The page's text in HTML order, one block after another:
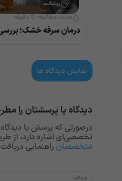
مدت مطالعه:6 دقیقه
نمایش دیدگاه ها
دیدگاه یا پرسشتان را
درصورتی که پرسش یا
تخصصی‌ای اشاره دارد، از
متخصصان راهنمایی